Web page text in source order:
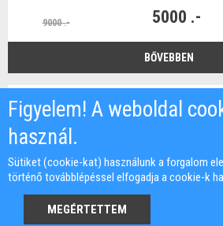
9000 .- 5000 .-
BŐVEBBEN
Figyelem! A weboldal
használ.
Sütiket (cookie-kat) használunk a forgalom
történő továbblépéssel elfogadja a cookie-k
MEGÉRTETTEM